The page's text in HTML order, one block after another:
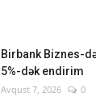
Birbank Biznes-
5%-dək endirim
Avqust 7, 2026 0